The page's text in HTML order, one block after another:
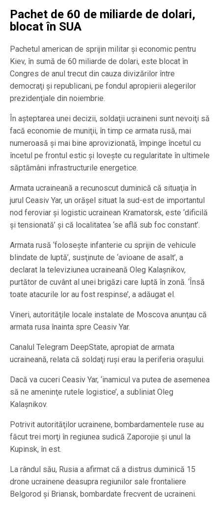
Pachet de 60 de miliarde de dolari,
blocat în SUA
Pachetul american de sprijin militar şi economic pentru
Kiev, în sumă de 60 miliarde de dolari, este blocat în
Congres de anul trecut din cauza divizărilor între
democraţi şi republicani, pe fondul apropierii alegerilor
prezidenţiale din noiembrie.
În aşteptarea unei decizii, soldaţii ucraineni sunt nevoiţi să
facă economie de muniţii, în timp ce armata rusă, mai
numeroasă şi mai bine aprovizionată, împinge încetul cu
încetul pe frontul estic şi loveşte cu regularitate în ultimele
săptămâni infrastructurile energetice.
Armata ucraineană a recunoscut duminică că situaţia în
jurul Ceasiv Yar, un orăşel situat la sud-est de importantul
nod feroviar şi logistic ucrainean Kramatorsk, este ‘dificilă
şi tensionată’ şi că localitatea ‘se află sub foc constant’.
Armata rusă ‘foloseşte infanterie cu sprijin de vehicule
blindate de luptă’, susţinute de ‘avioane de asalt’, a
declarat la televiziunea ucraineană Oleg Kalaşnikov,
purtător de cuvânt al unei brigăzi care luptă în zonă. ‘Însă
toate atacurile lor au fost respinse’, a adăugat el.
Vineri, autorităţile locale instalate de Moscova anunţau că
armata rusa înainta spre Ceasiv Yar.
Canalul Telegram DeepState, apropiat de armata
ucraineană, relata că soldaţi ruşi erau la periferia oraşului.
Dacă va cuceri Ceasiv Yar, ‘inamicul va putea de asemenea
să ne ameninţe rutele logistice’, a subliniat Oleg
Kalaşnikov.
Potrivit autorităţilor ucrainene, bombardamentele ruse au
făcut trei morţi în regiunea sudică Zaporojie şi unul la
Kupinsk, în est.
La rândul său, Rusia a afirmat că a distrus duminică 15
drone ucrainene deasupra regiunilor sale frontaliere
Belgorod şi Briansk, bombardate frecvent de ucraineni.